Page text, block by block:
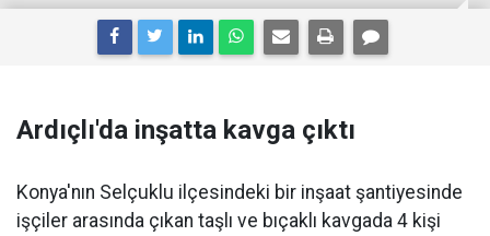
Ardıçlı'da inşatta kavga çıktı
Konya'nın Selçuklu ilçesindeki bir inşaat şantiyesinde
işçiler arasında çıkan taşlı ve bıçaklı kavgada 4 kişi